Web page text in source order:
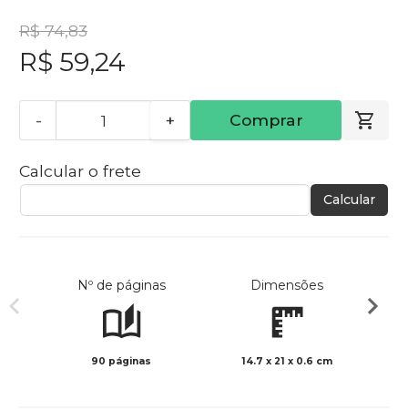
R$ 74,83
R$ 59,24
- + Comprar
Calcular o frete
Calcular
Nº de páginas
90 páginas
Dimensões
14.7 x 21 x 0.6 cm